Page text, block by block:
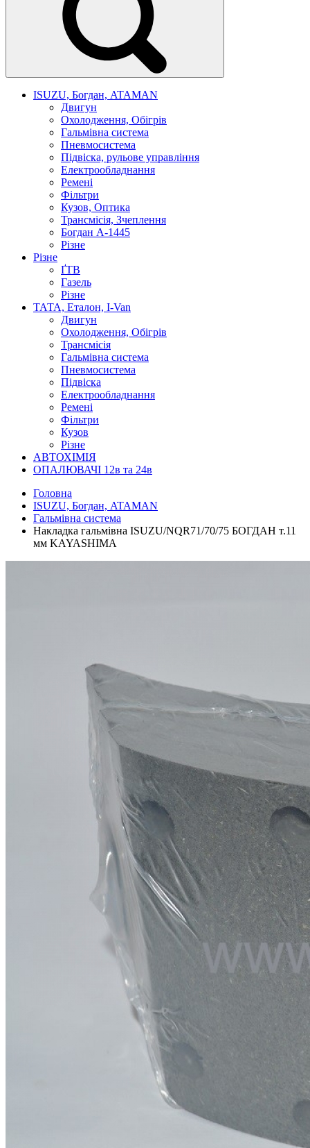
ISUZU, Богдан, ATAMAN
Двигун
Охолодження, Обігрів
Гальмівна система
Пневмосистема
Підвіска, рульове управління
Електрообладнання
Ремені
Фільтри
Кузов, Оптика
Трансмісія, Зчеплення
Богдан А-1445
Різне
Різне
ҐТВ
Газель
Різне
ТАТА, Еталон, I-Van
Двигун
Охолодження, Обігрів
Трансмісія
Гальмівна система
Пневмосистема
Підвіска
Електрообладнання
Ремені
Фільтри
Кузов
Різне
АВТОХІМІЯ
ОПАЛЮВАЧІ 12в та 24в
Головна
ISUZU, Богдан, ATAMAN
Гальмівна система
Накладка гальмівна ISUZU/NQR71/70/75 БОГДАН т.11
мм KAYASHIMA